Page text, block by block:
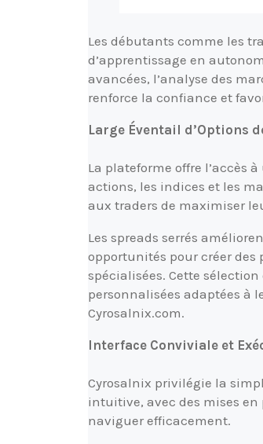
Les débutants comme les
d’apprentissage en
avancées, l’analyse des
renforce la confiance et
Large Éventail d’Options
La plateforme offre l’accès
actions, les indices et les
aux traders de maximiser
Les spreads serrés
opportunités pour créer des
spécialisées. Cette
personnalisées adaptées à
Cyrosalnix.com.
Interface Conviviale et
Cyrosalnix privilégie la
intuitive, avec des mises
naviguer efficacement.